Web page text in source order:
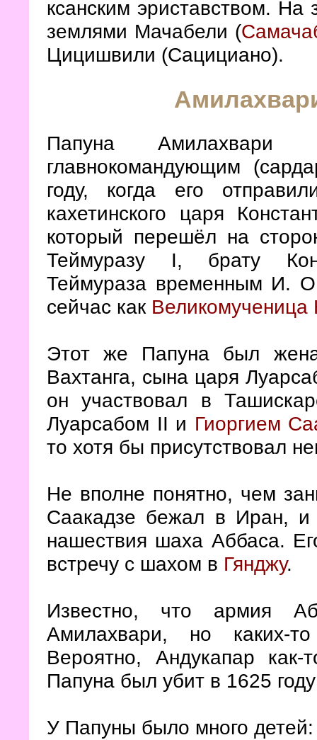
ксанским эриставством. На
землями Мачабели (
Цицишвили (Сацициано).
Папуна
главнокомандующим
году, когда его
кахетинского царя
который перешёл на
Теймуразу I, брату
Теймураза временным И.
сейчас как Великомученица
Этот же Папуна был
Вахтанга, сына царя
он участвовал в
Луарсабом II и Гиоргием
то хотя бы присутствовал
Не вполне понятно, чем
Саакадзе бежал в Иран,
нашествия шаха Аббаса.
встречу с шахом в Гянджу.
Известно, что армия
Амилахвари, но каких-
Вероятно, Андукапар
Папуна был убит в 1625
У Папуны было много детей: